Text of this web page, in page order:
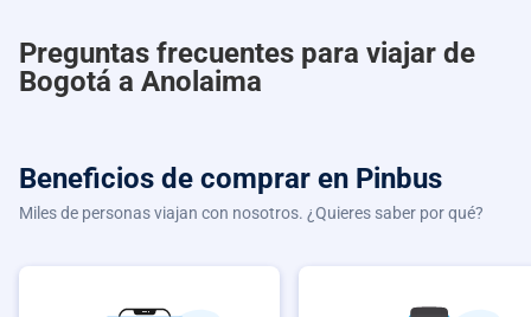
Preguntas frecuentes para viajar de
Bogotá a Anolaima
Beneficios de comprar en Pinbus
Miles de personas viajan con nosotros. ¿Quieres saber por qué?